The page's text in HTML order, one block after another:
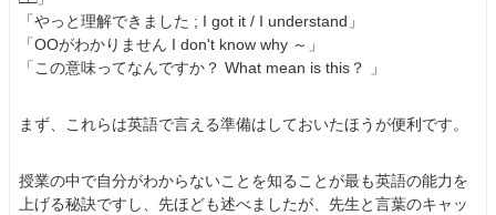
「やっと理解できました ; I got it / I understand」
「OOがわかりません I don't know why ～」
「この意味ってなんですか？ What mean is this？ 」
まず、これらは英語で言える準備はしておいたほうが便利です。
授業の中で自分がわからないことを知ることが最も英語の能力を
上げる秘訣ですし、先ほども述べましたが、先生と言葉のキャッ